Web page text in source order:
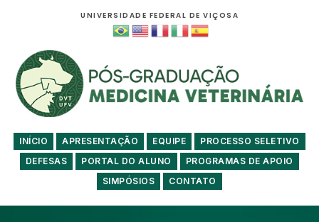
UNIVERSIDADE FEDERAL DE VIÇOSA
INÍCIO APRESENTAÇÃO EQUIPE
PROCESSO SELETIVO
DEFESAS
PORTAL DO ALUNO
PROGRAMAS DE APOIO
SIMPÓSIOS
CONTATO